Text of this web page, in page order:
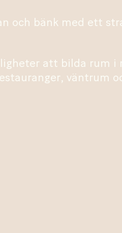
och bänk med ett
att bilda rum i
väntrum